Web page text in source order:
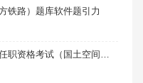
铁路）题库软件题引力